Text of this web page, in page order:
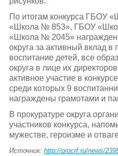
По итогам конкурса ГБОУ
«Школа № 853», ГБОУ
«Школа № 2045»
округа за активный вклад в
воспитание детей, все
округа в лице их
активное участие в
среди которых 9
награждены грамотами и
В прокуратуре округа
участников конкурса,
мужестве, героизме и
Источник:http://procrf.ru/news/